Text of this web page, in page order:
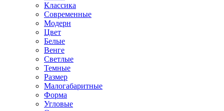
Классика
Современные
Модерн
Цвет
Белые
Венге
Светлые
Темные
Размер
Малогабаритные
Форма
Угловые